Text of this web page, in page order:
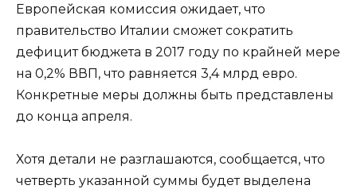
Европейская комиссия ожидает, что
правительство Италии сможет сократить
дефицит бюджета в 2017 году по крайней мере
на 0,2% ВВП, что равняется 3,4 млрд евро.
Конкретные меры должны быть представлены
до конца апреля.
Хотя детали не разглашаются, сообщается, что
четверть указанной суммы будет выделена